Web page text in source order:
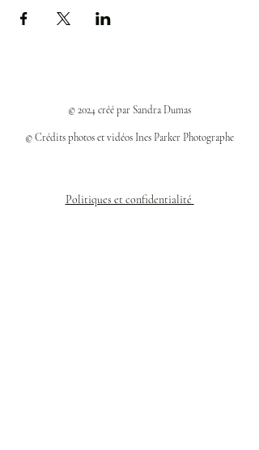
© 2024 créé par Sandra Dumas
© Crédits photos et vidéos Ines Parker Photographe
Politiques et confidentialité